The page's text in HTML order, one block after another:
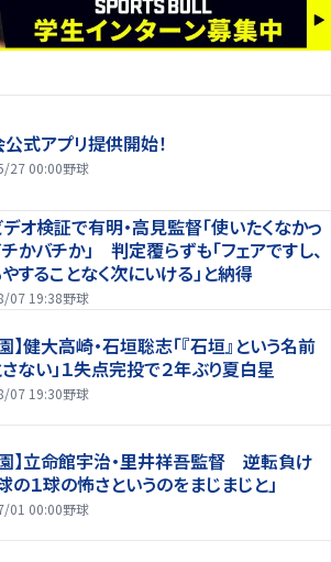
式アプリ提供開始！
27 00:00野球
オ検証で有明・高見監督「使いたくなかっ
かバチか」 判定覆らずも「フェアですし、
することなく次にいける」と納得
07 19:38野球
】健大高崎・石垣聡志「『石垣』という名前
ない」１失点完投で２年ぶり夏白星
07 19:30野球
】立命館宇治・里井祥吾監督 逆転負け
の１球の怖さというのをまじまじと」
01 00:00野球